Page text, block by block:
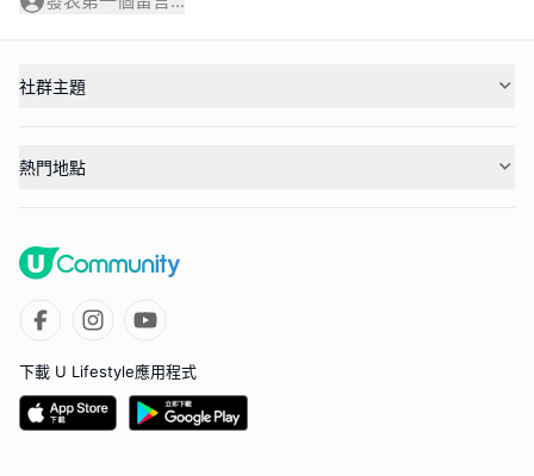
社群主題
熱門地點
下載 U Lifestyle應用程式